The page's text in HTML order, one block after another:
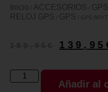
Inicio ACCESORIOS
RELOJ GPS
GPS / GPS
139,95
Añadir al